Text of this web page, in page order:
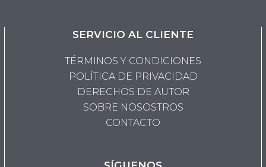
SERVICIO AL CLIENTE
TÉRMINOS Y CONDICIONES
POLÍTICA DE PRIVACIDAD
DERECHOS DE AUTOR
SOBRE NOSOSTROS
CONTACTO